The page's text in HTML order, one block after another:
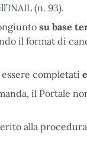
(n. 93).
su base
il format di
completati
il Portale
alla